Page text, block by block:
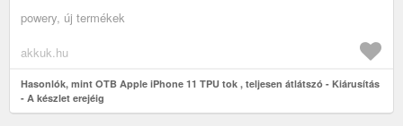
powery, új termékek
akkuk.hu
Hasonlók, mint OTB Apple iPhone 11 TPU tok , teljesen átlátszó - Kiárusítás
- A készlet erejéig